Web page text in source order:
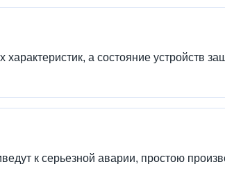
а состояние устройств
к серьезной аварии, простою